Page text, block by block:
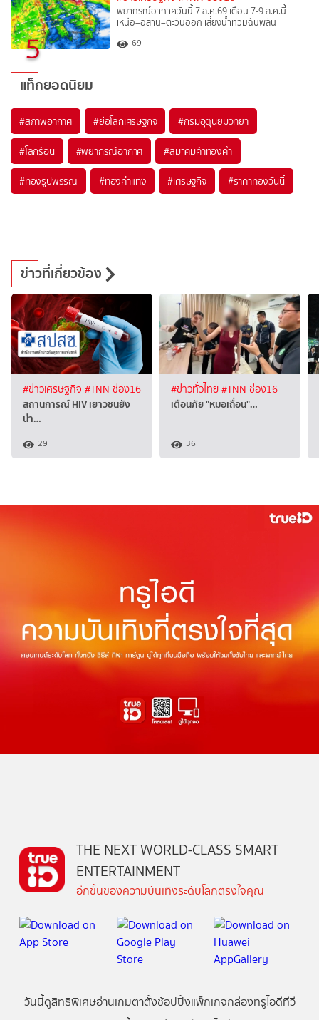
5
พยากรณ์อากาศวันนี้ 7 ส.ค.69 เตือน 7-9 ส.ค.นี้
เหนือ–อีสาน–ตะวันออก เสี่ยงน้ำท่วมฉับพลัน
69
แท็กยอดนิยม
#สภาพอากาศ #ย่อโลกเศรษฐกิจ #กรมอุตุนิยมวิทยา
#โลกร้อน #พยากรณ์อากาศ #สมาคมค้าทองคำ
#ทองรูปพรรณ #ทองคำแท่ง #เศรษฐกิจ #ราคาทองวันนี้
ข่าวที่เกี่ยวข้อง
#ข่าวเศรษฐกิจ #TNN ช่อง16
สถานการณ์ HIV เยาวชนยัง
น่า…
29
#ข่าวทั่วไทย#TNN ช่อง16
เตือนภัย "หมอเถื่อน"…
36
THE NEXT WORLD-CLASS SMART
ENTERTAINMENT
อีกขั้นของความบันเทิงระดับโลกตรงใจคุณ
วันนี้ดูสิทธิพิเศษอ่านเกมตาตั้งช้อปปิ้งแพ็กเกจกล่องทรูไอดีทีวี